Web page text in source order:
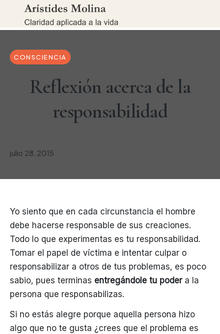
CONSCIENCIA
Reflexión acerca de la
responsabilidad
julio 28, 2015
Yo siento que en cada circunstancia el hombre
debe hacerse responsable de sus creaciones.
Todo lo que experimentas es tu responsabilidad.
Tomar el papel de víctima e intentar culpar o
responsabilizar a otros de tus problemas, es poco
sabio, pues terminas entregándole tu podera la
persona que responsabilizas.
Si no estás alegre porque aquella persona hizo
algo que no te gusta ¿crees que el problema es